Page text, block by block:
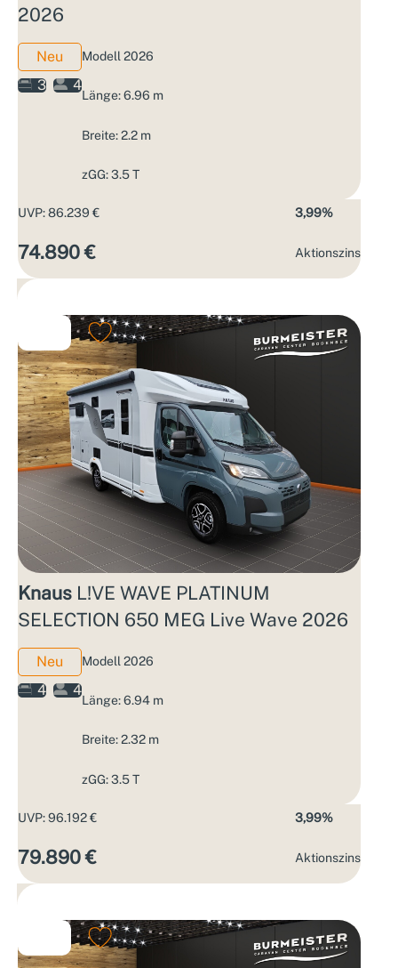
2026
Neu
3
4
Modell 2026
Länge: 6.96 m
Breite: 2.2 m
zGG: 3.5 T
UVP: 86.239 €
74.890 €
3,99%
Aktions­zins
Knaus L!VE WAVE PLATINUM
SELECTION 650 MEG Live Wave 2026
Neu
4
4
Modell 2026
Länge: 6.94 m
Breite: 2.32 m
zGG: 3.5 T
UVP: 96.192 €
79.890 €
3,99%
Aktions­zins